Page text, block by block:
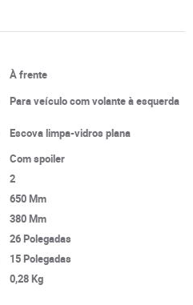
À frente
Para veículo com volante à esquerda
Escova limpa-vidros plana
Com spoiler
2
650 Mm
380 Mm
26 Polegadas
15 Polegadas
0,28 Kg